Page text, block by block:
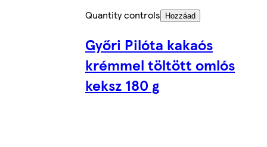
Quantity controls
Hozzáad
Győri Pilóta kakaós
krémmel töltött omlós
keksz 180 g